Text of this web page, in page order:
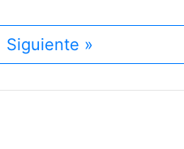
Siguiente »